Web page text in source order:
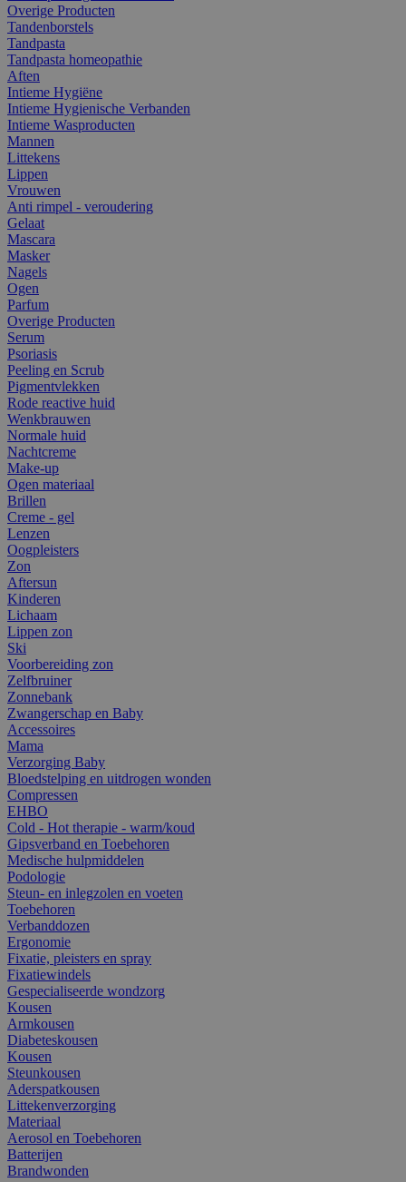
Overige Producten
Tandenborstels
Tandpasta
Tandpasta homeopathie
Aften
Intieme Hygiëne
Intieme Hygienische Verbanden
Intieme Wasproducten
Mannen
Littekens
Lippen
Vrouwen
Anti rimpel - veroudering
Gelaat
Mascara
Masker
Nagels
Ogen
Parfum
Overige Producten
Serum
Psoriasis
Peeling en Scrub
Pigmentvlekken
Rode reactive huid
Wenkbrauwen
Normale huid
Nachtcreme
Make-up
Ogen materiaal
Brillen
Creme - gel
Lenzen
Oogpleisters
Zon
Aftersun
Kinderen
Lichaam
Lippen zon
Ski
Voorbereiding zon
Zelfbruiner
Zonnebank
Zwangerschap en Baby
Accessoires
Mama
Verzorging Baby
Bloedstelping en uitdrogen wonden
Compressen
EHBO
Cold - Hot therapie - warm/koud
Gipsverband en Toebehoren
Medische hulpmiddelen
Podologie
Steun- en inlegzolen en voeten
Toebehoren
Verbanddozen
Ergonomie
Fixatie, pleisters en spray
Fixatiewindels
Gespecialiseerde wondzorg
Kousen
Armkousen
Diabeteskousen
Kousen
Steunkousen
Aderspatkousen
Littekenverzorging
Materiaal
Aerosol en Toebehoren
Batterijen
Brandwonden